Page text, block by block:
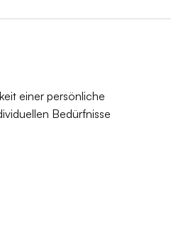
zum Verbrauch
einer persönliche
Bedürfnisse